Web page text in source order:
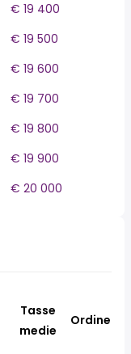
€ 19 400
€ 19 500
€ 19 600
€ 19 700
€ 19 800
€ 19 900
€ 20 000
Tasse
medie
Ordine